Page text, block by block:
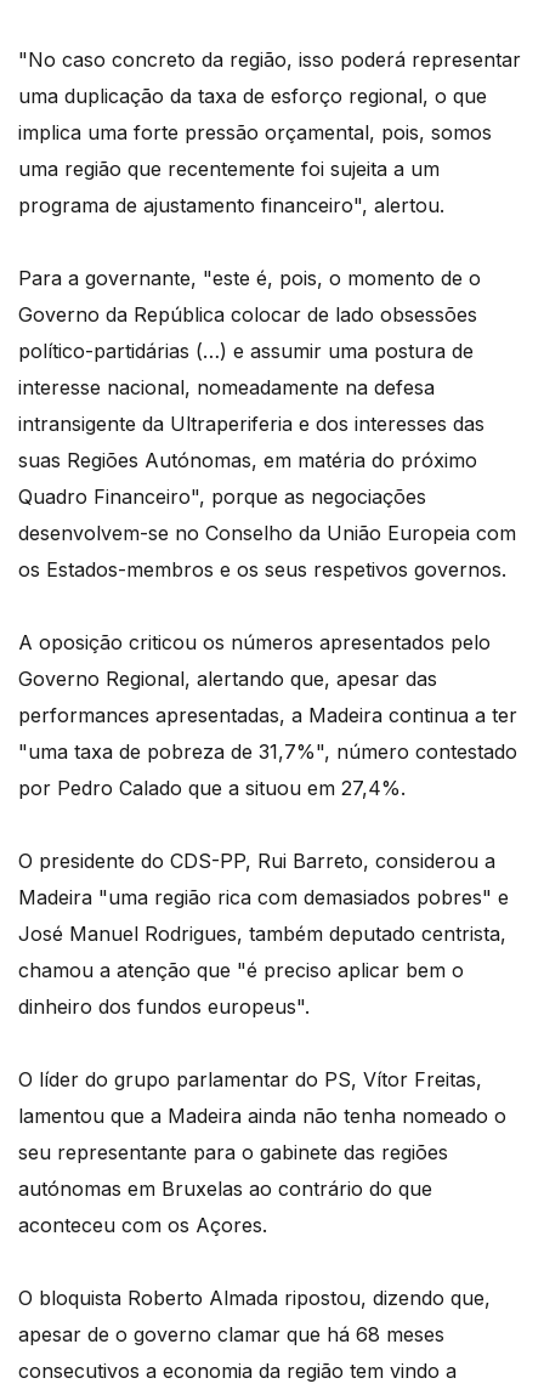
"No caso concreto da região, isso poderá representar
uma duplicação da taxa de esforço regional, o que
implica uma forte pressão orçamental, pois, somos
uma região que recentemente foi sujeita a um
programa de ajustamento financeiro", alertou.
Para a governante, "este é, pois, o momento de o
Governo da República colocar de lado obsessões
político-partidárias (…) e assumir uma postura de
interesse nacional, nomeadamente na defesa
intransigente da Ultraperiferia e dos interesses das
suas Regiões Autónomas, em matéria do próximo
Quadro Financeiro", porque as negociações
desenvolvem-se no Conselho da União Europeia com
os Estados-membros e os seus respetivos governos.
A oposição criticou os números apresentados pelo
Governo Regional, alertando que, apesar das
performances apresentadas, a Madeira continua a ter
"uma taxa de pobreza de 31,7%", número contestado
por Pedro Calado que a situou em 27,4%.
O presidente do CDS-PP, Rui Barreto, considerou a
Madeira "uma região rica com demasiados pobres" e
José Manuel Rodrigues, também deputado centrista,
chamou a atenção que "é preciso aplicar bem o
dinheiro dos fundos europeus".
O líder do grupo parlamentar do PS, Vítor Freitas,
lamentou que a Madeira ainda não tenha nomeado o
seu representante para o gabinete das regiões
autónomas em Bruxelas ao contrário do que
aconteceu com os Açores.
O bloquista Roberto Almada ripostou, dizendo que,
apesar de o governo clamar que há 68 meses
consecutivos a economia da região tem vindo a